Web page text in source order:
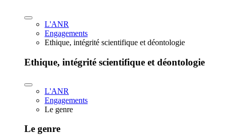
L'ANR
Engagements
Ethique, intégrité scientifique et déontologie
Ethique, intégrité scientifique et déontologie
L'ANR
Engagements
Le genre
Le genre